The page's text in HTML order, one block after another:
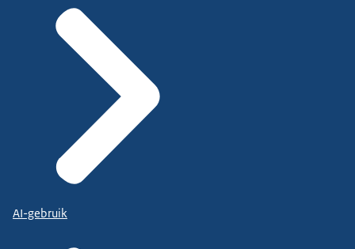
AI-gebruik